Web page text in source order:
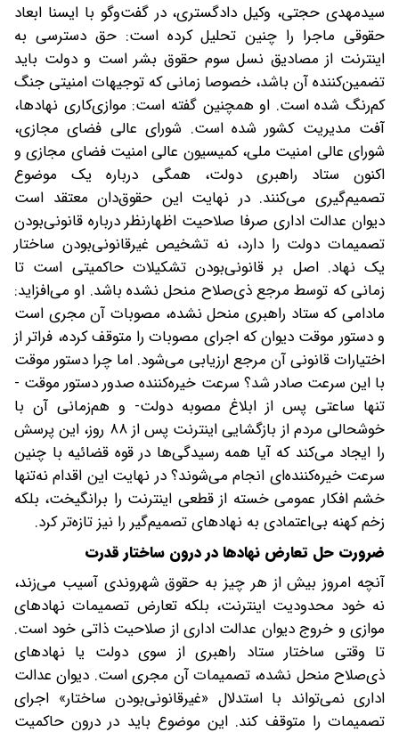
سیدمهدی حجتی، وکیل دادگستری، در گفت‌وگو با ایسنا ابعاد
حقوقی ماجرا را چنین تحلیل کرده است:‌ حق دسترسی به
اینترنت از مصادیق نسل سوم حقوق بشر است و دولت باید
تضمین‌کننده آن باشد، خصوصا زمانی که توجیهات امنیتی جنگ
کم‌رنگ شده است. او همچنین گفته است: موازی‌کاری نهادها،
آفت مدیریت کشور شده است. شورای عالی فضای مجازی،
شورای عالی امنیت ملی، کمیسیون عالی امنیت فضای مجازی و
اکنون ستاد راهبری دولت، همگی درباره یک موضوع
تصمیم‌گیری می‌کنند. در نهایت این حقوق‌دان معتقد است‌
دیوان عدالت اداری صرفا صلاحیت اظهارنظر درباره قانونی‌بودن
تصمیمات دولت را دارد، نه تشخیص غیرقانونی‌بودن ساختار
یک نهاد. اصل بر قانونی‌بودن تشکیلات حاکمیتی است تا
زمانی که توسط مرجع ذی‌صلاح منحل نشده باشد. او می‌افزاید:
مادامی که ستاد راهبری منحل نشده، مصوبات آن مجری است
و دستور موقت دیوان که اجرای مصوبات را متوقف کرده، فراتر از
اختیارات قانونی آن مرجع ارزیابی می‌شود. اما چرا دستور موقت
با این سرعت صادر شد؟ سرعت خیره‌کننده صدور دستور موقت ‌-
تنها ساعتی پس از ابلاغ مصوبه دولت‌- و هم‌زمانی آن با
خوشحالی مردم از بازگشایی اینترنت پس از ۸۸ روز، این پرسش
را ایجاد می‌کند که آیا همه رسیدگی‌ها در قوه قضائیه با چنین
سرعت خیره‌کننده‌ای انجام می‌شوند؟ در نهایت این اقدام نه‌تنها
خشم افکار عمومی خسته از قطعی اینترنت را برانگیخت، بلکه
زخم کهنه بی‌اعتمادی به نهادهای تصمیم‌گیر را نیز تازه‌تر کرد.
ضرورت حل تعارض نهادها در درون ساختار قدرت
آنچه امروز بیش از هر چیز به حقوق شهروندی آسیب می‌زند،
نه خود محدودیت اینترنت، بلکه تعارض تصمیمات نهادهای
موازی و خروج دیوان عدالت اداری از صلاحیت ذاتی خود است.
تا وقتی‌ ساختار ستاد راهبری از سوی دولت یا نهادهای
ذی‌صلاح منحل نشده، تصمیمات آن مجری است. دیوان عدالت
اداری نمی‌تواند با استدلال «غیرقانونی‌بودن ساختار» اجرای
تصمیمات را متوقف کند. این موضوع باید در درون حاکمیت